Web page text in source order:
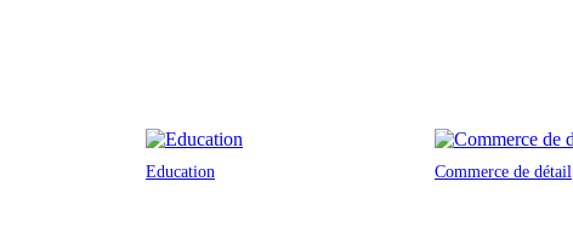
Education Commerce de détail